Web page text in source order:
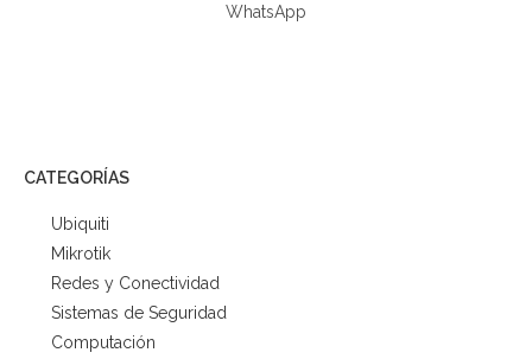
WhatsApp
CATEGORÍAS
Ubiquiti
Mikrotik
Redes y Conectividad
Sistemas de Seguridad
Computación